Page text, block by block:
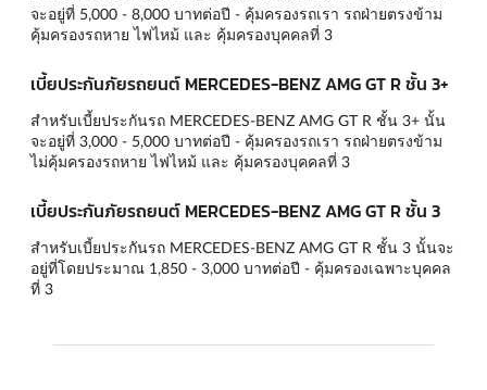
จะอยู่ที่ 5,000 - 8,000 บาทต่อปี - คุ้มครองรถเรา รถฝ่ายตรงข้าม
คุ้มครองรถหาย ไฟไหม้ และ คุ้มครองบุคคลที่ 3
เบี้ยประกันภัยรถยนต์ MERCEDES-BENZ AMG GT R ชั้น 3+
สำหรับเบี้ยประกันรถ MERCEDES-BENZ AMG GT R ชั้น 3+ นั้น
จะอยู่ที่ 3,000 - 5,000 บาทต่อปี - คุ้มครองรถเรา รถฝ่ายตรงข้าม
ไม่คุ้มครองรถหาย ไฟไหม้ และ คุ้มครองบุคคลที่ 3
เบี้ยประกันภัยรถยนต์ MERCEDES-BENZ AMG GT R ชั้น 3
สำหรับเบี้ยประกันรถ MERCEDES-BENZ AMG GT R ชั้น 3 นั้นจะ
อยู่ที่โดยประมาณ 1,850 - 3,000 บาทต่อปี - คุ้มครองเฉพาะบุคคล
ที่ 3